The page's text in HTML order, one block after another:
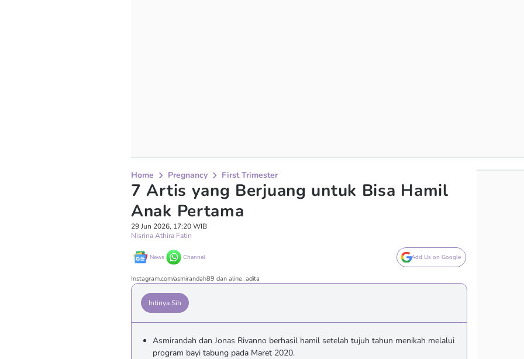
Home Pregnancy First Trimester
7 Artis yang Berjuang untuk Bisa Hamil
Anak Pertama
29 Jun 2026, 17:20 WIB
Nisrina Athira Fatin
News Channel Add Us on Google
Instagram.com/asmirandah89 dan aline_adita
Intinya Sih
Asmirandah dan Jonas Rivanno berhasil hamil setelah tujuh tahun menikah melalui
program bayi tabung pada Maret 2020.